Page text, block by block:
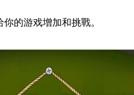
的游戏增加和挑戰。